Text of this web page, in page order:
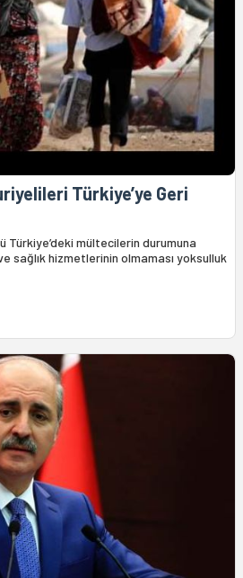
Türkiye’ye Geri
Türkiye’deki mültecilerin durumuna
sağlık hizmetlerinin olmaması yoksulluk